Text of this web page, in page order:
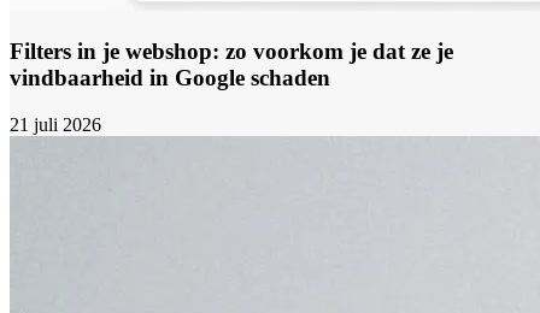
Filters in je webshop: zo voorkom je dat ze je
vindbaarheid in Google schaden
21 juli 2026